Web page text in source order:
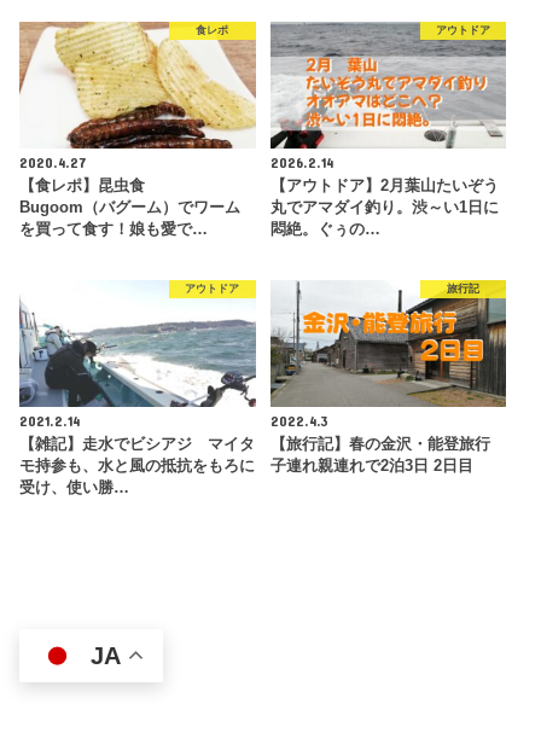
食レポ
2020.4.27
【食レポ】昆虫食
Bugoom（バグーム）でワーム
を買って食す！娘も愛で…
アウトドア
2026.2.14
【アウトドア】2月葉山たいぞう
丸でアマダイ釣り。渋～い1日に
悶絶。ぐぅの…
アウトドア
2021.2.14
【雑記】走水でビシアジ マイタ
モ持参も、水と風の抵抗をもろに
受け、使い勝…
旅行記
2022.4.3
【旅行記】春の金沢・能登旅行
子連れ親連れで2泊3日 2日目
JA